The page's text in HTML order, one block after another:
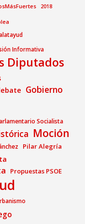
2018
Informativa
Diputados
Gobierno
Socialista
Moción
Pilar Alegría
Propuestas PSOE